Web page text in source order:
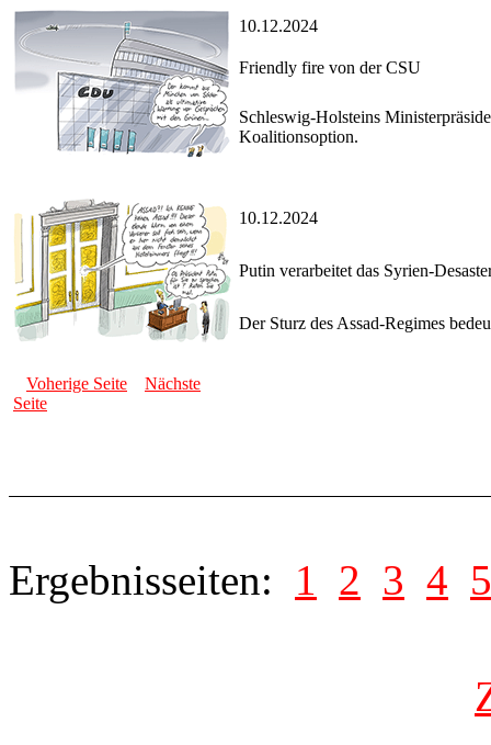
10.12.2024
Friendly fire von der CSU
Schleswig-Holsteins
Koalitionsoption.
10.12.2024
Putin verarbeitet das Syrien-
Der Sturz des Assad-Regimes
Voherige Seite
Nächste
Seite
Ergebnisseiten: 1 2 3 4 5